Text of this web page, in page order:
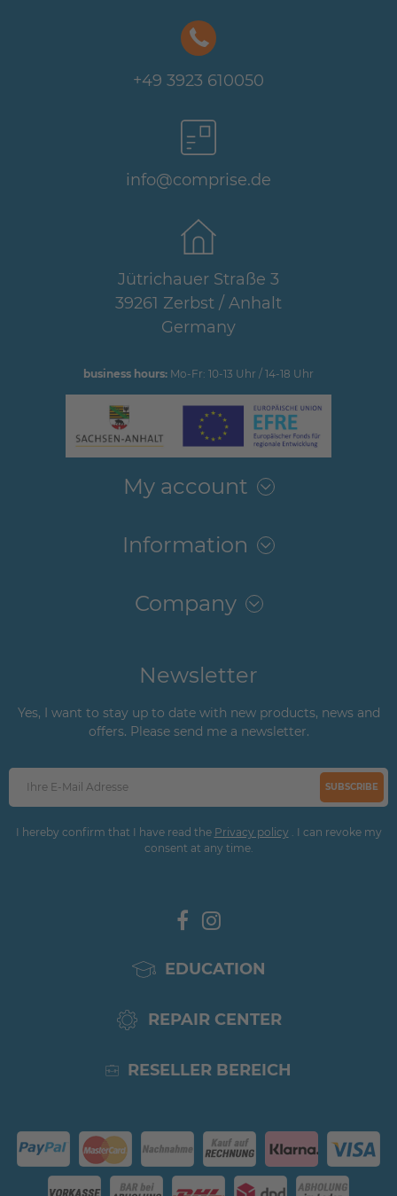
+49 3923 610050
info@comprise.de
Jütrichauer Straße 3
39261 Zerbst / Anhalt
Germany
business hours: Mo-Fr: 10-13 Uhr / 14-18 Uhr
My account
Information
Company
Newsletter
Yes, I want to stay up to date with new products, news and
offers. Please send me a newsletter.
SUBSCRIBE
I hereby confirm that I have read the Privacy policy . I can revoke my
consent at any time.
EDUCATION
REPAIR CENTER
RESELLER BEREICH